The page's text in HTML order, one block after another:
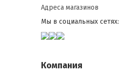
Адреса магазинов
Мы в социальных сетях:
Компания